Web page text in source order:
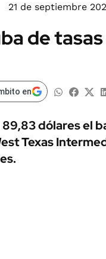
MÉXICO
MUNDO
LIFESTYLE
AUTOS
21 de septiembre
de
en
dólares el
Texas